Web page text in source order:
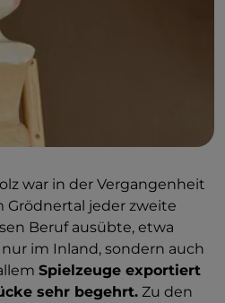
war in der Vergangenheit
Grödnertal jeder zweite
Beruf ausübte, etwa
im Inland, sondern auch
Spielzeuge exportiert
sehr begehrt. Zu den